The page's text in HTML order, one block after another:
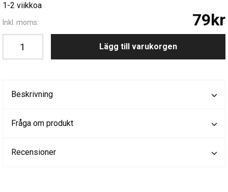
1-2 viikkoa
Inkl. moms: 79kr
Lägg till varukorgen
Beskrivning
Fråga om produkt
Recensioner